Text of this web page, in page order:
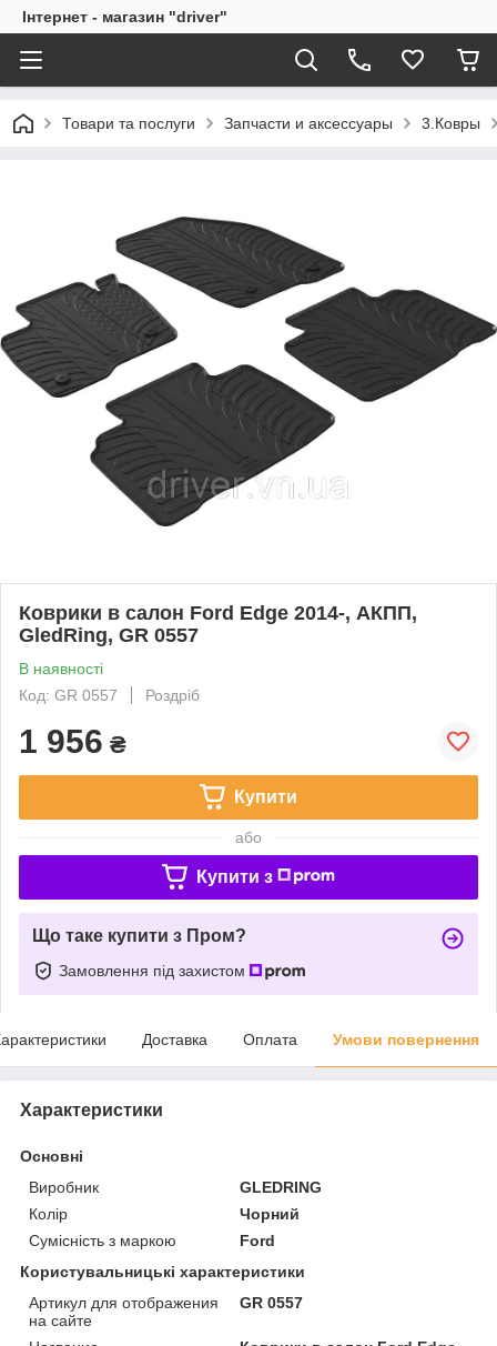
Інтернет - магазин "driver"
Товари та послуги Запчасти и аксессуары 3.Ковры
Коврики в салон Ford Edge 2014-, АКПП,
GledRing, GR 0557
В наявності
Код: GR 0557
Роздріб
1 956 ₴
Купити
або
Купити з
Що таке купити з Пром?
Замовлення під захистом
Доставка Оплата Умови повернення
Характеристики
Основні
Виробник
GLEDRING
Колір
Чорний
Сумісність з маркою
Ford
Користувальницькі характеристики
Артикул для отображения
на сайте
GR 0557